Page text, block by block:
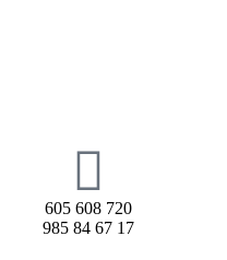
605 608 720
985 84 67 17